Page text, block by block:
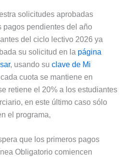
solicitudes aprobadas
pagos pendientes del año
del ciclo lectivo 2026 ya
su solicitud en la página
, usando su clave de Mi
cuota se mantiene en
retiene el 20% a los estudiantes
en este último caso sólo
el programa,
que los primeros pagos
Obligatorio comiencen